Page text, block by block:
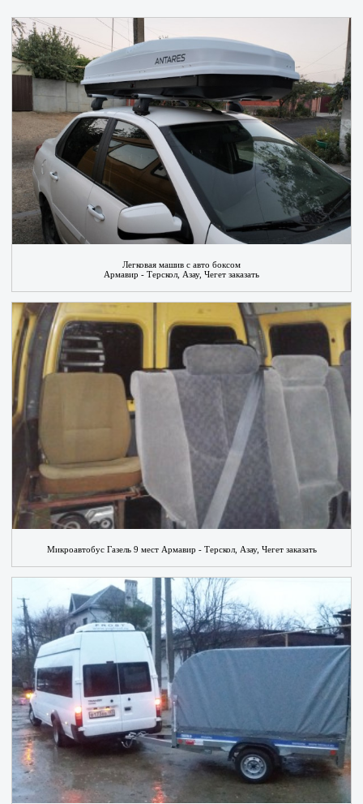
Легковая машив с авто боксом
Армавир - Терскол, Азау, Чегет заказать
Микроавтобус Газель 9 мест Армавир - Терскол, Азау, Чегет заказать